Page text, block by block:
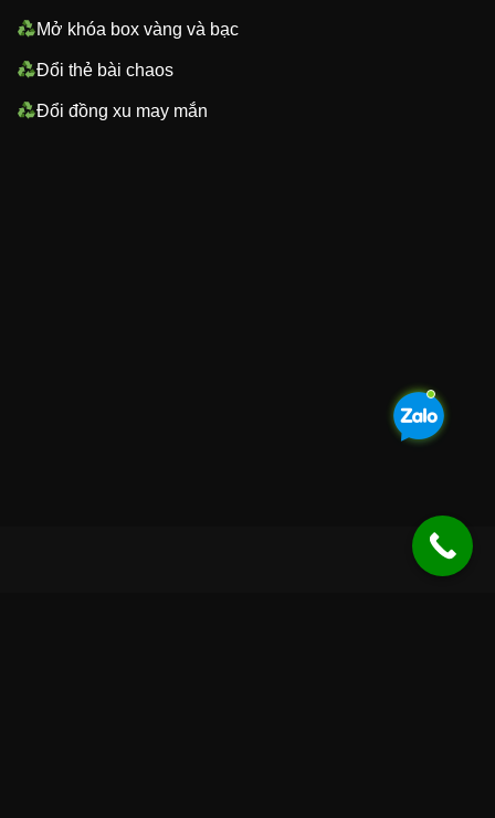
Mở khóa box vàng và bạc
Đổi thẻ bài chaos
Đổi đồng xu may mắn